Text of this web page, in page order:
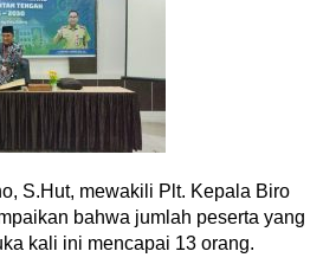
S.Hut, mewakili Plt. Kepala Biro
bahwa jumlah peserta yang
kali ini mencapai 13 orang.